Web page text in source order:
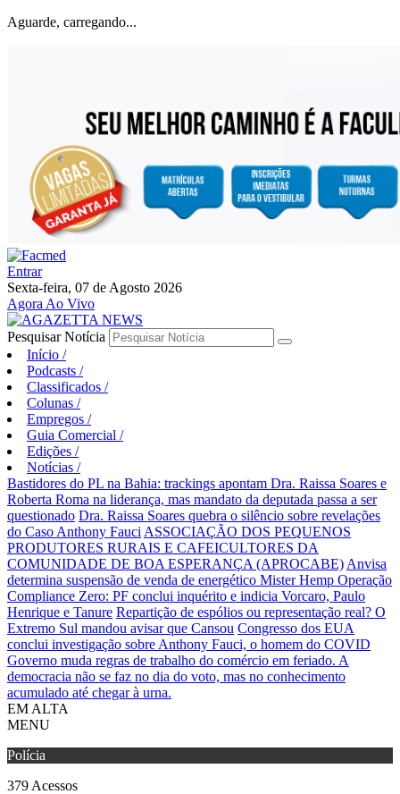
Aguarde, carregando...
Entrar
Sexta-feira, 07 de Agosto 2026
Agora Ao Vivo
Pesquisar Notícia
Início /
Podcasts /
Classificados /
Colunas /
Empregos /
Guia Comercial /
Edições /
Notícias /
Bastidores do PL na Bahia: trackings apontam Dra. Raissa Soares e
Roberta Roma na liderança, mas mandato da deputada passa a ser
questionado Dra. Raissa Soares quebra o silêncio sobre revelações
do Caso Anthony Fauci ASSOCIAÇÃO DOS PEQUENOS
PRODUTORES RURAIS E CAFEICULTORES DA
COMUNIDADE DE BOA ESPERANÇA (APROCABE) Anvisa
determina suspensão de venda de energético Mister Hemp Operação
Compliance Zero: PF conclui inquérito e indicia Vorcaro, Paulo
Henrique e Tanure Repartição de espólios ou representação real? O
Extremo Sul mandou avisar que Cansou Congresso dos EUA
conclui investigação sobre Anthony Fauci, o homem do COVID
Governo muda regras de trabalho do comércio em feriado. A
democracia não se faz no dia do voto, mas no conhecimento
acumulado até chegar à urna.
EM ALTA
MENU
Polícia
379 Acessos